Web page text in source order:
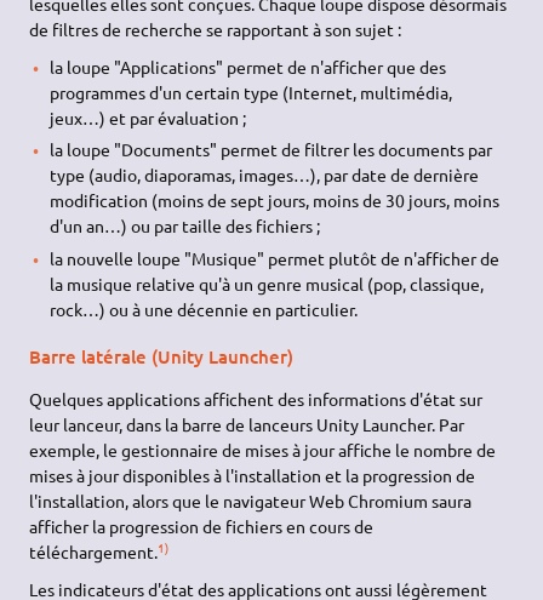
de filtres de recherche se rapportant à son sujet :
la loupe "Applications" permet de n'afficher que des
programmes d'un certain type (Internet, multimédia,
jeux…) et par évaluation ;
la loupe "Documents" permet de filtrer les documents par
type (audio, diaporamas, images…), par date de dernière
modification (moins de sept jours, moins de 30 jours, moins
d'un an…) ou par taille des fichiers ;
la nouvelle loupe "Musique" permet plutôt de n'afficher de
la musique relative qu'à un genre musical (pop, classique,
rock…) ou à une décennie en particulier.
Barre latérale (Unity Launcher)
Quelques applications affichent des informations d'état sur
leur lanceur, dans la barre de lanceurs Unity Launcher. Par
exemple, le gestionnaire de mises à jour affiche le nombre de
mises à jour disponibles à l'installation et la progression de
l'installation, alors que le navigateur Web Chromium saura
afficher la progression de fichiers en cours de
téléchargement. 1)
Les indicateurs d'état des applications ont aussi légèrement